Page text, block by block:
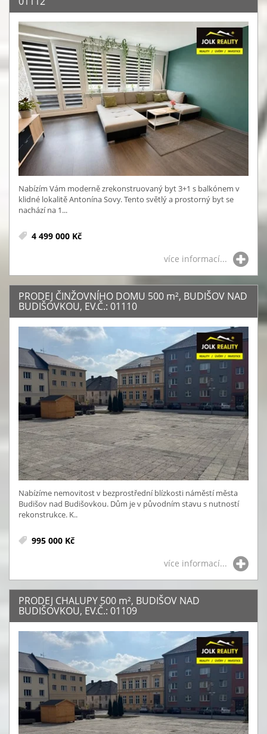
Nabízím Vám moderně zrekonstruovaný byt 3+1 s balkónem v
klidné lokalitě Antonína Sovy. Tento světlý a prostorný byt se
nachází na 1...
4 499 000 Kč
více informací...
PRODEJ ČINŽOVNÍHO DOMU 500 m², BUDIŠOV NAD
BUDIŠOVKOU, EV.Č.: 01110
Nabízíme nemovitost v bezprostřední blízkosti náměstí města
Budišov nad Budišovkou. Dům je v původním stavu s nutností
rekonstrukce. K..
995 000 Kč
více informací...
PRODEJ CHALUPY 500 m², BUDIŠOV NAD
BUDIŠOVKOU, EV.Č.: 01109